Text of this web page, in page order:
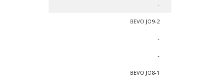
-
BEVO JO9-2
-
-
BEVO JO8-1